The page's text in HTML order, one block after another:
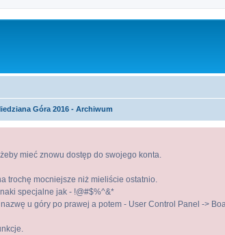
Góra 2016 - Archiwum
mieć znowu dostęp do swojego konta.
trochę mocniejsze niż mieliście ostatnio.
specjalne jak - !@#$%^&*
u góry po prawej a potem - User Control Panel ->